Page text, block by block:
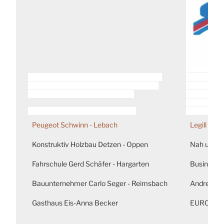
Peugeot Schwinn - Lebach Legill
Konstruktiv Holzbau Detzen - Oppen Nah und
Fahrschule Gerd Schäfer - Hargarten Business
Bauunternehmer Carlo Seger - Reimsbach Andreas
Gasthaus Eis-Anna Becker